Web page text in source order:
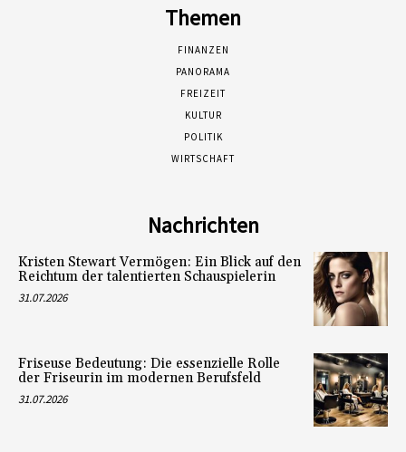
Themen
FINANZEN
PANORAMA
FREIZEIT
KULTUR
POLITIK
WIRTSCHAFT
Nachrichten
Kristen Stewart Vermögen: Ein Blick auf den
Reichtum der talentierten Schauspielerin
31.07.2026
Friseuse Bedeutung: Die essenzielle Rolle
der Friseurin im modernen Berufsfeld
31.07.2026